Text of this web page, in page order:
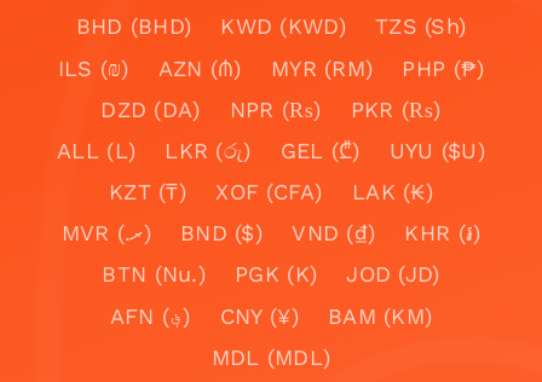
BHD (BHD)
KWD (KWD)
TZS (Sh)
ILS (₪)
AZN (₼) MYR (RM)
PHP (₱)
DZD (DA)
NPR (₨)
PKR (₨)
ALL (L)
LKR (රු) GEL (₾)
UYU ($U)
KZT (₸)
XOF (CFA)
LAK (₭)
MVR (.ރ)
BND ($) VND (₫)
KHR (៛)
BTN (Nu.)
PGK (K)
JOD (JD)
AFN (؋)
CNY (¥)
BAM (KM)
MDL (MDL)